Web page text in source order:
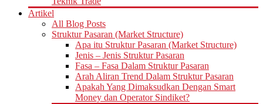
Artikel
All Blog Posts
Struktur Pasaran (Market Structure)
Apa itu Struktur Pasaran (Market Structure)
Jenis – Jenis Struktur Pasaran
Fasa – Fasa Dalam Struktur Pasaran
Arah Aliran Trend Dalam Struktur Pasaran
Apakah Yang Dimaksudkan Dengan Smart
Money dan Operator Sindiket?